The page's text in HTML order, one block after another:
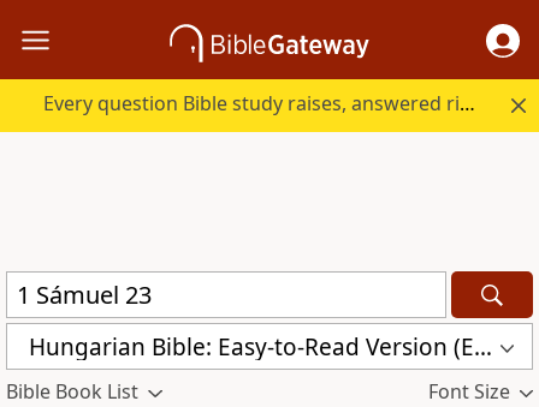
Every question Bible study raises, answered right here.
Hungarian Bible: Easy-to-Read Version (ERV-HU)
Bible Book List Font Size